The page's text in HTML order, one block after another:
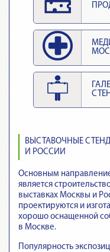
ВЫСТАВОЧНЫЕ
И РОССИИ
Основным
является
выставках Москвы и
проектируются и
хорошо оснащенной
в Москве.
Популярность